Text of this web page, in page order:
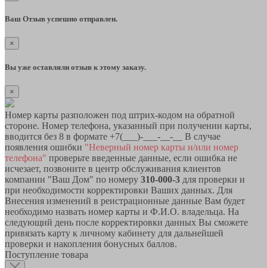
Ваш Отзыв успешно отправлен.
×
Вы уже оставляли отзыв к этому заказу.
×
Номер карты разположен под штрих-кодом на обратной
стороне. Номер телефона, указанный при получении карты,
вводится без 8 в формате +7(___)-___-__-__ В случае
появления ошибки "Неверный номер карты и/или номер
телефона" проверьте введенные данные, если ошибка не
исчезает, позвоните в центр обслуживания клиентов
компании "Ваш Дом" по номеру 310-000-3 для проверки и
при необходимости корректировки Ваших данных. Для
Внесения изменений в реистрационные данные Вам будет
необходимо назвать номер карты и Ф.И.О. владельца. На
следующий день после корректировки данных Вы сможете
привязать карту к личному кабинету для дальнейшей
проверки и накопления бонусных баллов.
Поступление товара